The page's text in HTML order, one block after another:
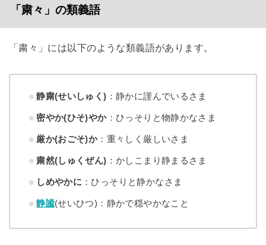
「粛々」の類義語
「粛々」には以下のような類義語があります。
静粛(せいしゅく) ：静かに謹んでいるさま
密やか(ひそ)やか：ひっそりと物静かなさま
厳か(おごそ)か：重々しく厳しいさま
粛然(しゅくぜん) ：かしこまり静まるさま
しめやかに ：ひっそりと静かなさま
静謐(せいひつ)：静かで穏やかなこと